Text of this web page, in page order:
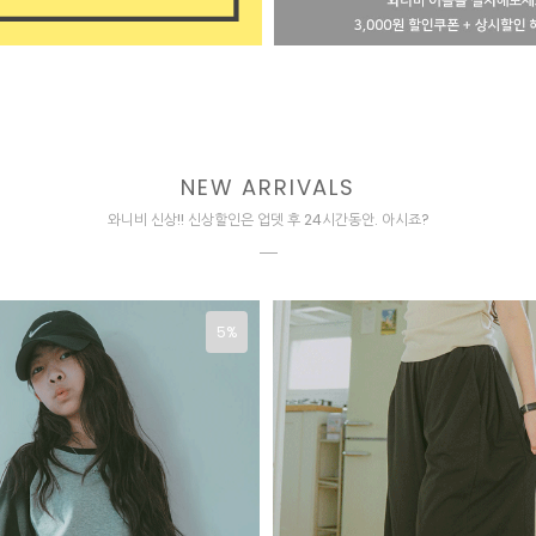
NEW ARRIVALS
와니비 신상!! 신상할인은 업뎃 후 24시간동안. 아시죠?
5%